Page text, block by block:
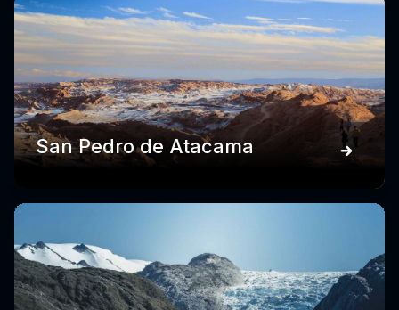
San Pedro de Atacama